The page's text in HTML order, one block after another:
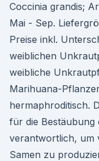
Coccinia grandis;
Mai - Sep.
Preise inkl.
weiblichen
weibliche
Marihuana-
hermaphroditisch.
für die
verantwortlich, um
Samen zu